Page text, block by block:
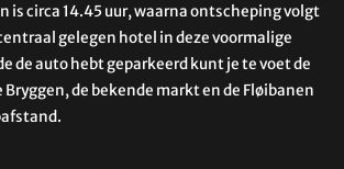
is circa 14.45 uur, waarna ontscheping volgt
gelegen hotel in deze voormalige
de auto hebt geparkeerd kunt je te voet de
de bekende markt en de Fløibanen